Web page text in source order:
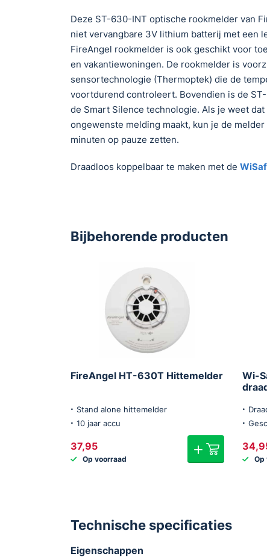
Deze ST-630-INT optische rookmelder van
niet vervangbare 3V lithium batterij met een
FireAngel rookmelder is ook geschikt voor
en vakantiewoningen. De rookmelder is
sensortechnologie (Thermoptek) die de
voortdurend controleert. Bovendien is de
de Smart Silence technologie. Als je weet
ongewenste melding maakt, kun je de
minuten op pauze zetten.
Draadloos koppelbaar te maken met de
Bijbehorende producten
FireAngel HT-630T Hittemelder
Stand alone hittemelder
10 jaar accu
37,95
Op voorraad
Wi-
Op
Technische specificaties
Eigenschappen